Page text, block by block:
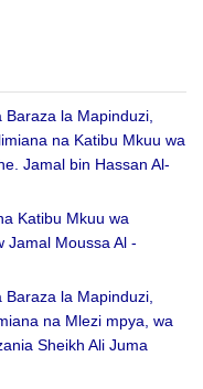
Baraza la Mapinduzi,
na Katibu Mkuu wa
Jamal bin Hassan Al-
Katibu Mkuu wa
Jamal Moussa Al -
Baraza la Mapinduzi,
na Mlezi mpya, wa
Sheikh Ali Juma